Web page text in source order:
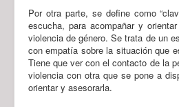
Por otra parte, se define como
escucha, para acompañar y
violencia de género. Se trata de un
con empatía sobre la situación que
Tiene que ver con el contacto de la
violencia con otra que se pone a
orientar y asesorarla.